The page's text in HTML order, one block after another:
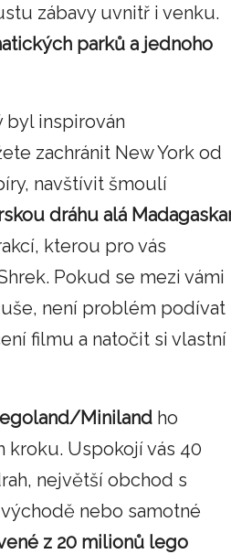
zábavy uvnitř i venku.
parků a jednoho
byl inspirován
zachránit New York od
navštívit šmoulí
dráhu alá
kterou pro vás
Pokud se mezi vámi
není problém podívat
filmu a natočit si vlastní
Miniland ho
kroku. Uspokojí vás 40
největší obchod s
nebo samotné
z 20 milionů lego